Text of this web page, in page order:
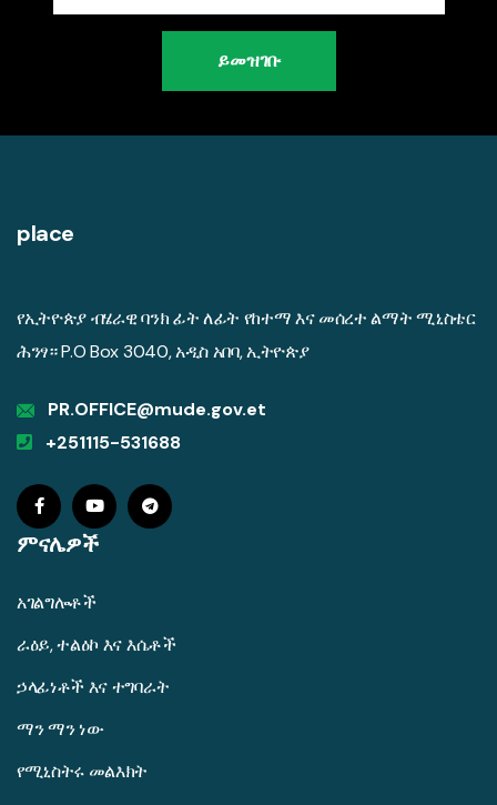
ይመዝገቡ
place
የኢትዮጵያ ብሄራዊ ባንክ ፊት ለፊት የከተማ እና መሰረተ ልማት ሚኒስቴር
ሕንፃ። P.O Box 3040, አዲስ አበባ, ኢትዮጵያ
PR.OFFICE@mude.gov.et
+251115-531688
ምናሌዎች
አገልግሎቶች
ራዕይ, ተልዕኮ እና እሴቶች
ኃላፊነቶች እና ተግባራት
ማን ማን ነው
የሚኒስትሩ መልእክት